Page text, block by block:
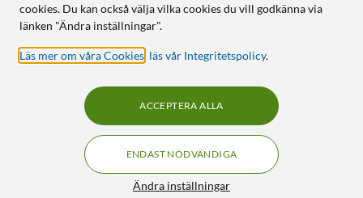
cookies. Du kan också välja vilka cookies du vill godkänna via
länken "Ändra inställningar".
Läs mer om våra Cookies läs vår Integritetspolicy.
Ändra inställningar
ENDAST NÖDVÄNDIGA
ACCEPTERA ALLA